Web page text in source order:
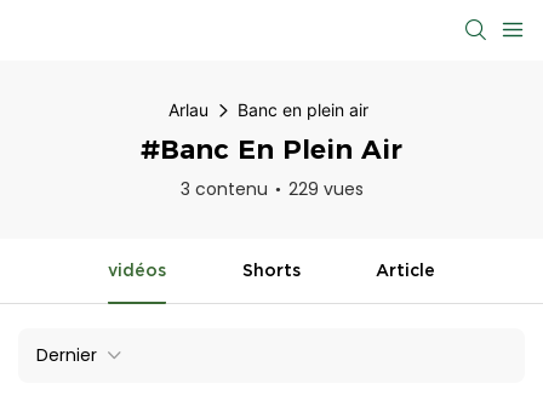
Arlau Banc en plein air
#Banc En Plein Air
3 contenu 229 vues
vidéos Shorts Article
Dernier